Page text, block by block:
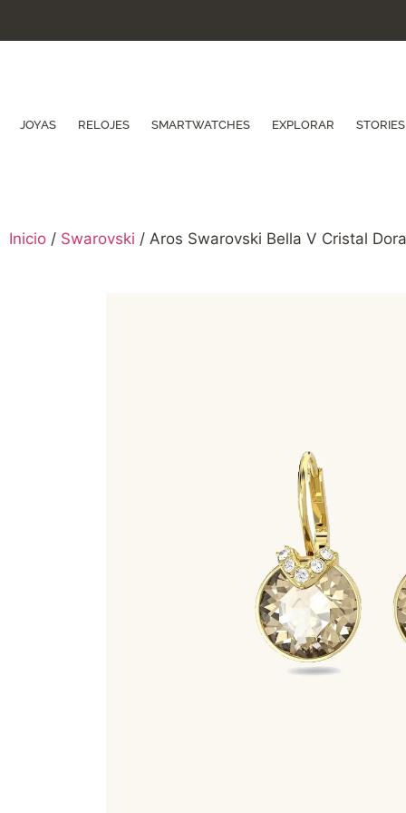
JOYAS RELOJES SMARTWATCHES EXPLORAR STORIES
Inicio / Swarovski / Aros Swarovski Bella V Cristal